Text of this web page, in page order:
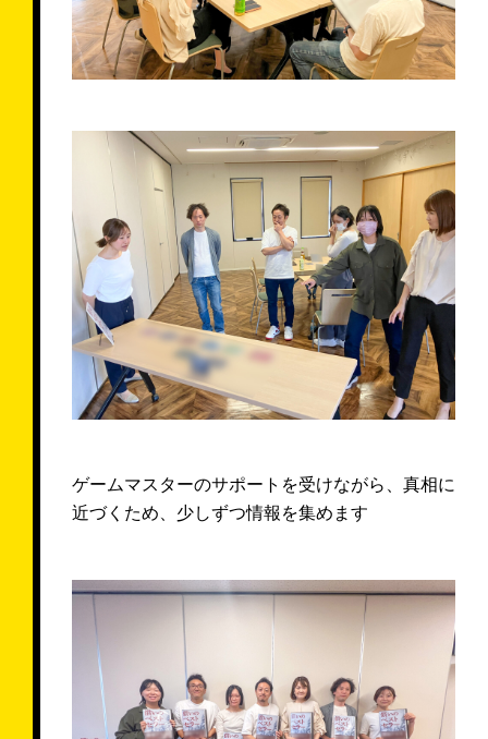
ゲームマスターのサポートを受けながら、真相に
近づくため、少しずつ情報を集めます